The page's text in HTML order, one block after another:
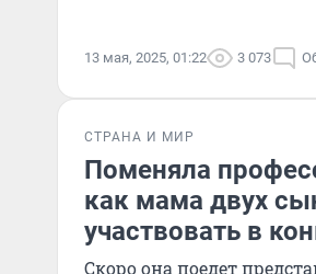
13 мая, 2025, 01:22 3 073
СТРАНА И МИР
Поменяла
как мама двух
участвовать в
Скоро она поедет